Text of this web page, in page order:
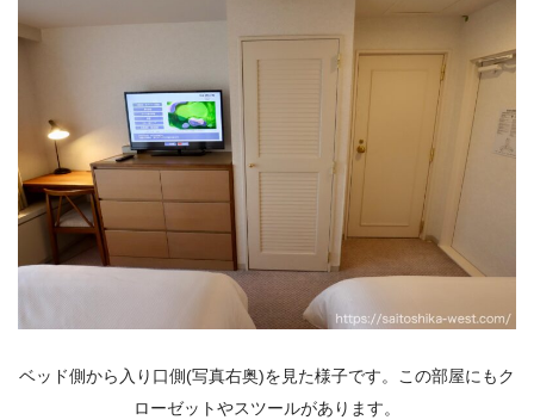
ベッド側から入り口側(写真右奥)を見た様子です。この部屋にもク
ローゼットやスツールがあります。